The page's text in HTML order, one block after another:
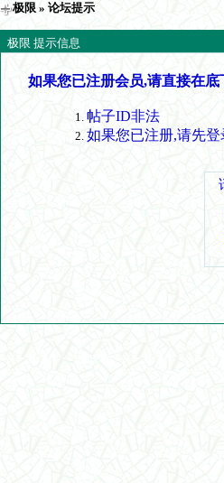
极限 » 论坛提示
极限 提示信息
如果您已注册会员,请直接在
帖子ID非法
如果您已注册,请先